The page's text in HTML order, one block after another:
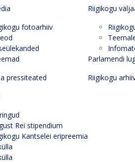
fotoarhiiv
pressiteated
Rei stipendium
Kantselei eripreemia
Riigikogu
Parlamendi
Riigikogu